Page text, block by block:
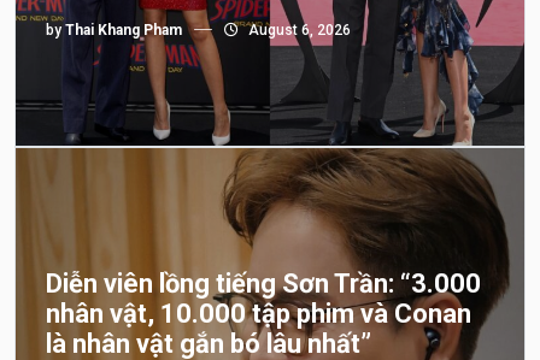
by Thai Khang Pham August 6, 2026
Diễn viên lồng tiếng Sơn Trần: “3.000
nhân vật, 10.000 tập phim và Conan
là nhân vật gắn bó lâu nhất”